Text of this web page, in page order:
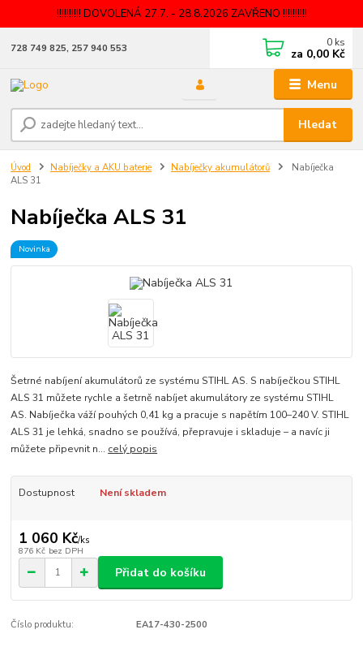
!!!!!!!!!! DOVOLENÁ 27.7. - 28.8.2026 ZAVŘENO !!!!!!!!!!
Menu
Hledat
728 749 825, 257 940 553 0 ks
za 0,00 Kč
Úvod Nabíječky a AKU baterie Nabíječky akumulátorů
Nabíječka
ALS 31
Nabíječka ALS 31
Novinka
Šetrné nabíjení akumulátorů ze systému STIHL AS. S nabíječkou STIHL
ALS 31 můžete rychle a šetrně nabíjet akumulátory ze systému STIHL
AS. Nabíječka váží pouhých 0,41 kg a pracuje s napětím 100–240 V. STIHL
ALS 31 je lehká, snadno se používá, přepravuje i skladuje – a navíc ji
můžete připevnit n... celý popis
Dostupnost Není skladem
1 060 Kč/ks
876 Kč bez DPH
Přidat do košíku
Číslo produktu: EA17-430-2500